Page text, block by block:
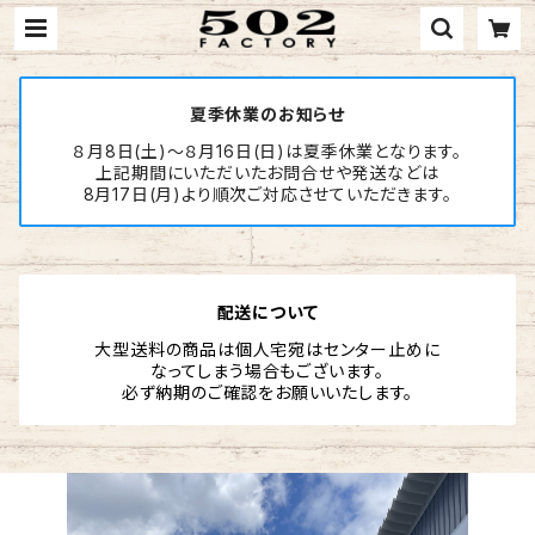
夏季休業のお知らせ
８月8日(土)～８月16日(日)は夏季休業となります。
上記期間にいただいたお問合せや発送などは
8月17日(月)より順次ご対応させていただきます。
配送について
大型送料の商品は個人宅宛はセンター止めに
なってしまう場合もございます。
必ず納期のご確認をお願いいたします。